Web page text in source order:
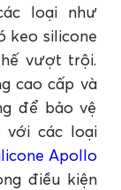
loại như
keo silicone
vượt trội.
cao cấp và
để bảo vệ
với các loại
Apollo
điều kiện